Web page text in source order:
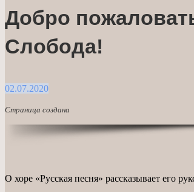
Добро
Слобода!
02.07.2020
Страница создана
О хоре «Русская песня» рассказывает его